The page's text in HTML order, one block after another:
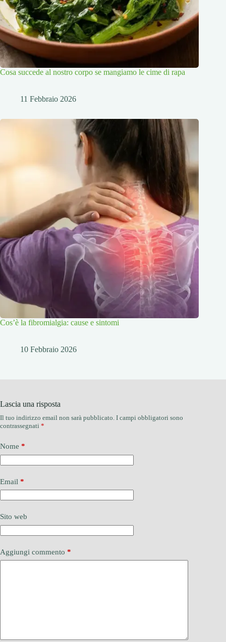
Cosa succede al nostro corpo se mangiamo le cime di rapa
11 Febbraio 2026
Cos’è la fibromialgia: cause e sintomi
10 Febbraio 2026
Lascia una risposta
Il tuo indirizzo email non sarà pubblicato. I campi obbligatori sono
contrassegnati *
Nome *
Email *
Sito web
Aggiungi commento *